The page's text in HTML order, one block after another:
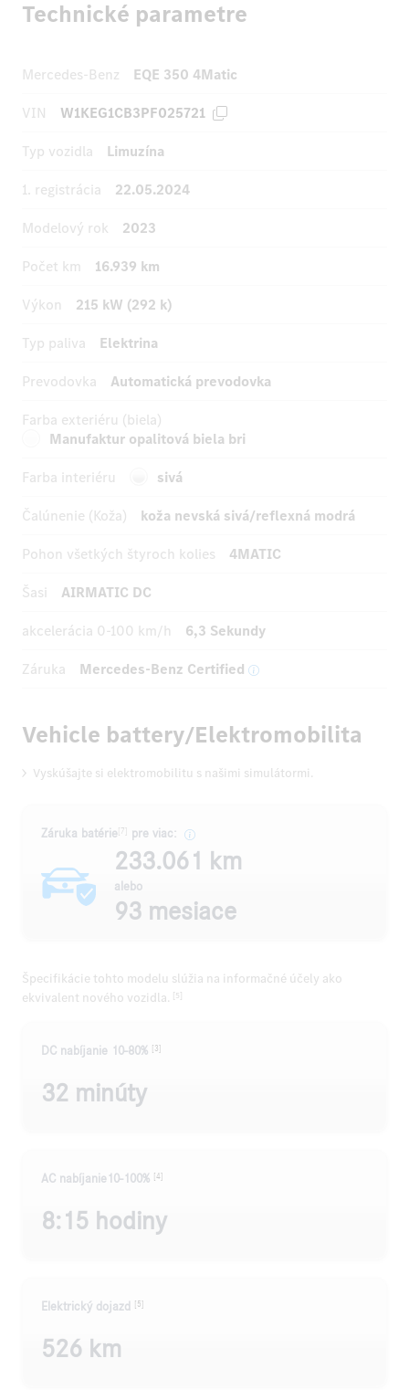
Technické parametre
Mercedes-Benz
EQE 350 4Matic
VIN
W1KEG1CB3PF025721
Typ vozidla
Limuzína
1. registrácia
22.05.2024
Modelový rok
2023
Počet km
16.939 km
Výkon
215 kW (292 k)
Typ paliva
Elektrina
Prevodovka
Automatická prevodovka
Farba exteriéru (biela)
Manufaktur opalitová biela bri
Farba interiéru
sivá
Čalúnenie (Koža)
koža nevská sivá/reflexná modrá
Pohon všetkých štyroch kolies
4MATIC
Šasi
AIRMATIC DC
akcelerácia 0-100 km/h
6,3 Sekundy
Záruka
Mercedes-Benz Certified
Vehicle battery/Elektromobilita
Vyskúšajte si elektromobilitu s našimi simulátormi.
Záruka batérie [7] pre viac:
233.061 km
alebo
93 mesiace
Špecifikácie tohto modelu slúžia na informačné účely ako
ekvivalent nového vozidla. [5]
DC nabíjanie 10-80% [3]
32 minúty
AC nabíjanie10-100% [4]
8:15 hodiny
Elektrický dojazd [5]
526 km